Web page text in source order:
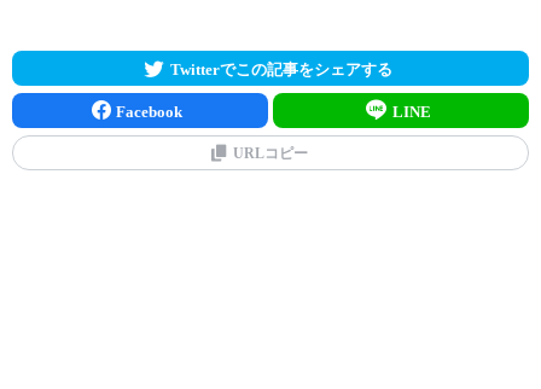
Twitterでこの記事をシェアする
Facebook LINE
URLコピー